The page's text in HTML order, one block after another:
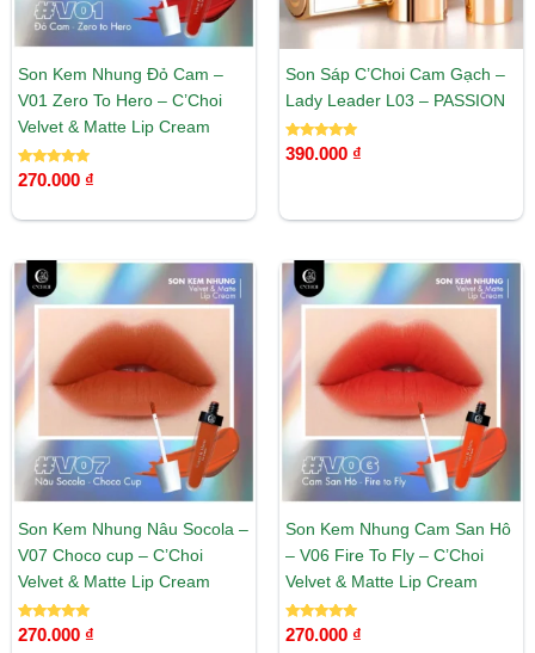
Son Kem Nhung Đỏ Cam –
V01 Zero To Hero – C’Choi
Velvet & Matte Lip Cream
Được xếp
hạng
270.000 ₫
Son Sáp C’Choi Cam Gạch –
Lady Leader L03 – PASSION
Được xếp
hạng
390.000 ₫
Son Kem Nhung Nâu Socola –
V07 Choco cup – C’Choi
Velvet & Matte Lip Cream
Được xếp
hạng
270.000 ₫
Son Kem Nhung Cam San Hô
– V06 Fire To Fly – C’Choi
Velvet & Matte Lip Cream
Được xếp
hạng
270.000 ₫